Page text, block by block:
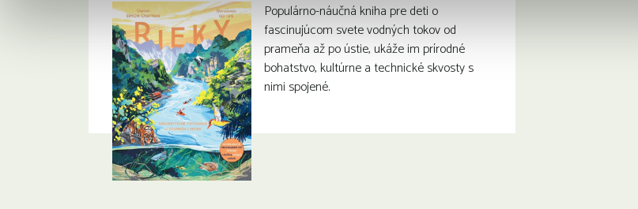
Populárno-náučná kniha pre deti o
fascinujúcom svete vodných tokov od
prameňa až po ústie, ukáže im prírodné
bohatstvo, kultúrne a technické skvosty s
nimi spojené.